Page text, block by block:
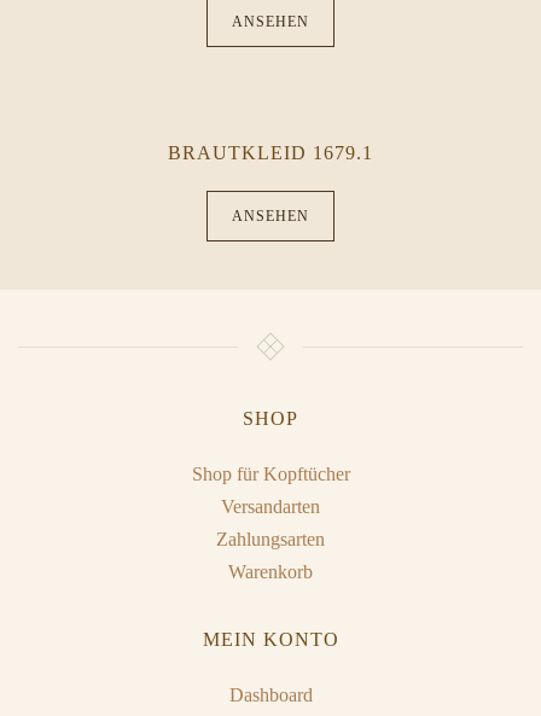
ANSEHEN
BRAUTKLEID 1679.1
ANSEHEN
SHOP
Shop für Kopftücher
Versandarten
Zahlungsarten
Warenkorb
MEIN KONTO
Dashboard